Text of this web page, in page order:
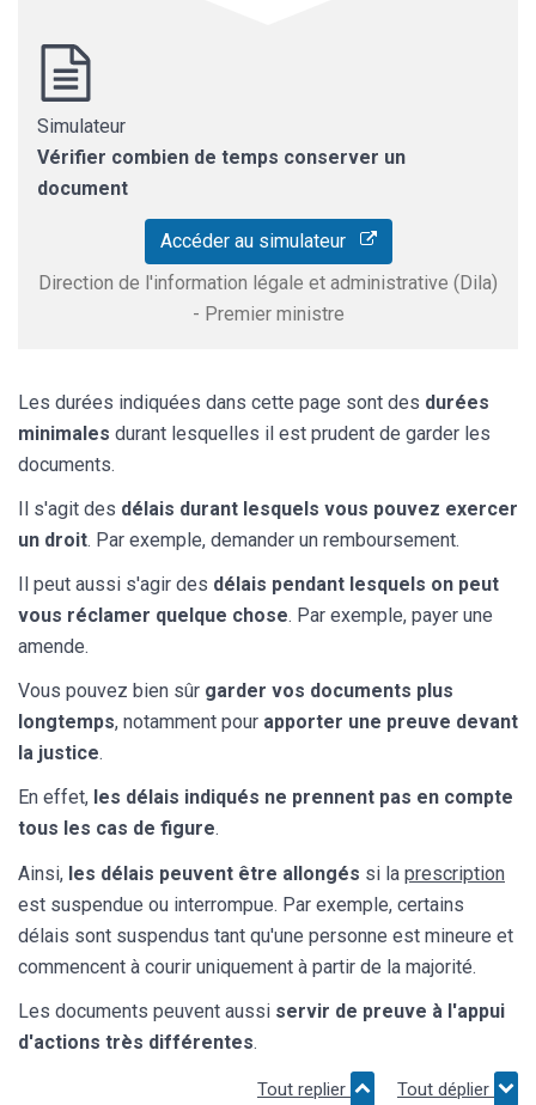
Simulateur
Vérifier combien de temps conserver un
document
Accéder au simulateur
Direction de l'information légale et administrative (Dila)
- Premier ministre
Les durées indiquées dans cette page sont des durées
minimales durant lesquelles il est prudent de garder les
documents.
Il s'agit des délais durant lesquels vous pouvez exercer
un droit. Par exemple, demander un remboursement.
Il peut aussi s'agir des délais pendant lesquels on peut
vous réclamer quelque chose. Par exemple, payer une
amende.
Vous pouvez bien sûr garder vos documents plus
longtemps, notamment pour apporter une preuve devant
la justice.
En effet, les délais indiqués ne prennent pas en compte
tous les cas de figure.
Ainsi, les délais peuvent être allongés si la prescription
est suspendue ou interrompue. Par exemple, certains
délais sont suspendus tant qu'une personne est mineure et
commencent à courir uniquement à partir de la majorité.
Les documents peuvent aussi servir de preuve à l'appui
d'actions très différentes.
Tout replier Tout déplier